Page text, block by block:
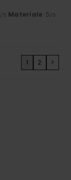
/5 Materiale: 5 /5
1 2 >